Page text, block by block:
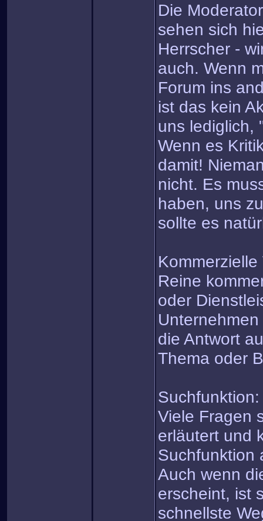
Die
sehen sich
Herrscher -
auch. Wenn
Forum ins
ist das kein
uns lediglich,
Wenn es
damit!
nicht. Es
haben, uns
sollte es
Reine
oder
die Antwort
Thema oder
Suchfunktion:
Viele Fragen
erläutert und
Suchfunktion
Auch wenn
erscheint, ist
schnellste